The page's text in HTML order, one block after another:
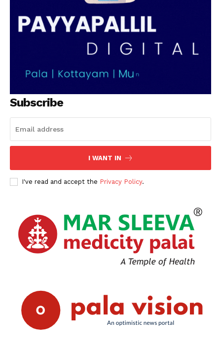
Subscribe
I WANT IN
I've read and accept the Privacy Policy.